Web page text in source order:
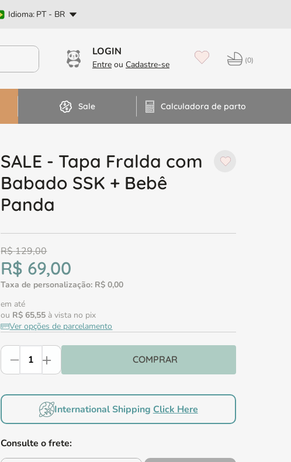
Idioma: PT - BR
0
Sale Calculadora de parto
SALE - Tapa Fralda com
Babado SSK + Bebê
Panda
R$129,00
R$ 69,00
Taxa de personalização: R$ 0,00
em até
ou R$ 65,55 à vista no pix
Ver opções de parcelamento
Comprar
International Shipping Click Here
Consulte o frete: